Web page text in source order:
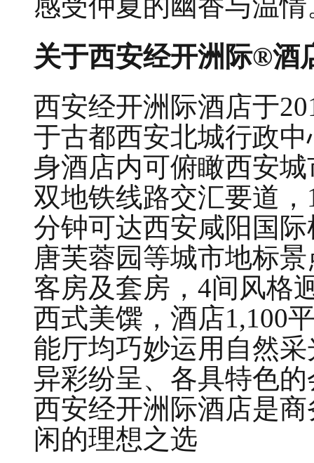
关于西安经开洲际®酒
西安经开洲际酒店于
于古都西安北城行政
身酒店内可俯瞰西安
双地铁线路交汇要道
分钟可达西安咸阳国
唐芙蓉园等城市地标
客房及套房，4间风格
西式美馔，酒店1,100
能厅均巧妙运用自然
异彩纷呈、各具特色
西安经开洲际酒店是
闲的理想之选